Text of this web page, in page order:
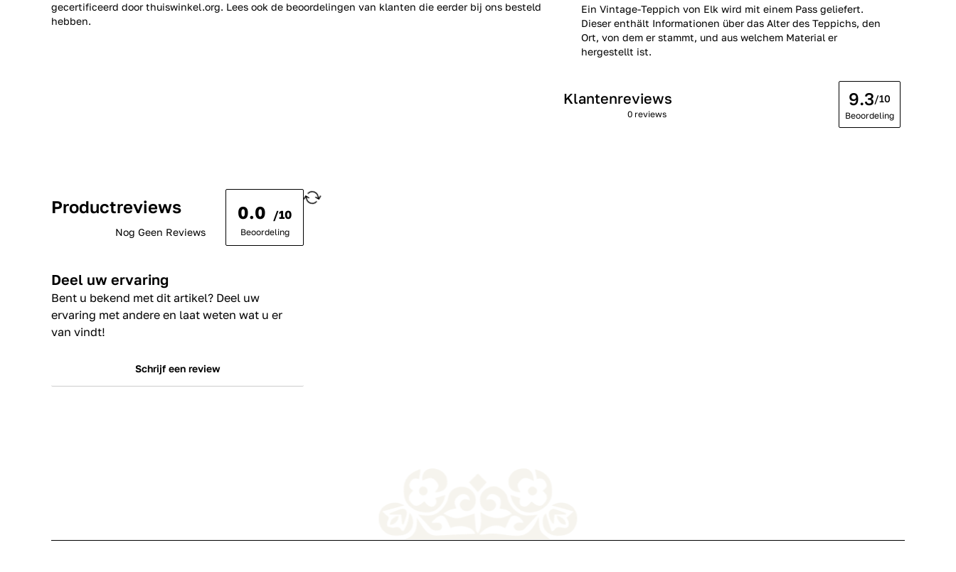
gecertificeerd door thuiswinkel.org. Lees ook de beoordelingen van klanten die eerder bij ons besteld
hebben.
Ein Vintage-Teppich von Elk wird mit einem Pass geliefert.
Dieser enthält Informationen über das Alter des Teppichs, den
Ort, von dem er stammt, und aus welchem Material er
hergestellt ist.
Klantenreviews
0 reviews
9.3/10
Beoordeling
Productreviews
Nog Geen Reviews
0.0 /10
Beoordeling
Deel uw ervaring
Bent u bekend met dit artikel? Deel uw
ervaring met andere en laat weten wat u er
van vindt!
Schrijf een review